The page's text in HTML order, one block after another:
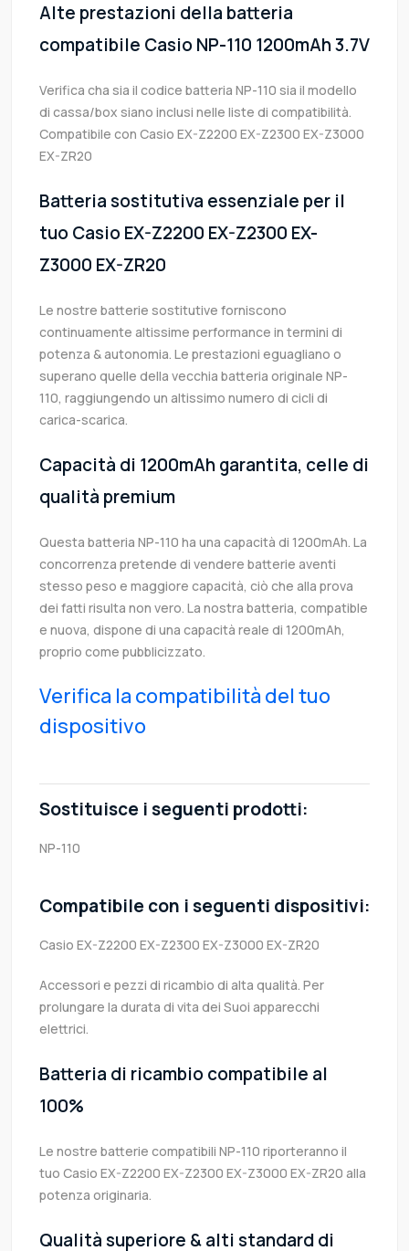
Alte prestazioni della batteria
compatibile Casio NP-110 1200mAh 3.7V
Verifica cha sia il codice batteria NP-110 sia il modello
di cassa/box siano inclusi nelle liste di compatibilità.
Compatibile con Casio EX-Z2200 EX-Z2300 EX-Z3000
EX-ZR20
Batteria sostitutiva essenziale per il
tuo Casio EX-Z2200 EX-Z2300 EX-
Z3000 EX-ZR20
Le nostre batterie sostitutive forniscono
continuamente altissime performance in termini di
potenza & autonomia. Le prestazioni eguagliano o
superano quelle della vecchia batteria originale NP-
110, raggiungendo un altissimo numero di cicli di
carica-scarica.
Capacità di 1200mAh garantita, celle di
qualità premium
Questa batteria NP-110 ha una capacità di 1200mAh. La
concorrenza pretende di vendere batterie aventi
stesso peso e maggiore capacità, ciò che alla prova
dei fatti risulta non vero. La nostra batteria, compatible
e nuova, dispone di una capacità reale di 1200mAh,
proprio come pubblicizzato.
Verifica la compatibilità del tuo
dispositivo
Sostituisce i seguenti prodotti:
NP-110
Compatibile con i seguenti dispositivi:
Casio EX-Z2200 EX-Z2300 EX-Z3000 EX-ZR20
Accessori e pezzi di ricambio di alta qualità. Per
prolungare la durata di vita dei Suoi apparecchi
elettrici.
Batteria di ricambio compatibile al
100%
Le nostre batterie compatibili NP-110 riporteranno il
tuo Casio EX-Z2200 EX-Z2300 EX-Z3000 EX-ZR20 alla
potenza originaria.
Qualità superiore & alti standard di